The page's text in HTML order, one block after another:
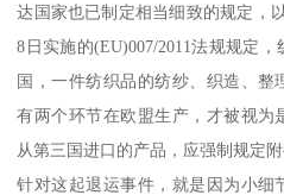
达国家也已制定相当细致的规定，
8日实施的(EU)007/2011法规规定
国，一件纺织品的纺纱、织造、
有两个环节在欧盟生产，才被视为
从第三国进口的产品，应强制规定附
针对这起退运事件，就是因为小细